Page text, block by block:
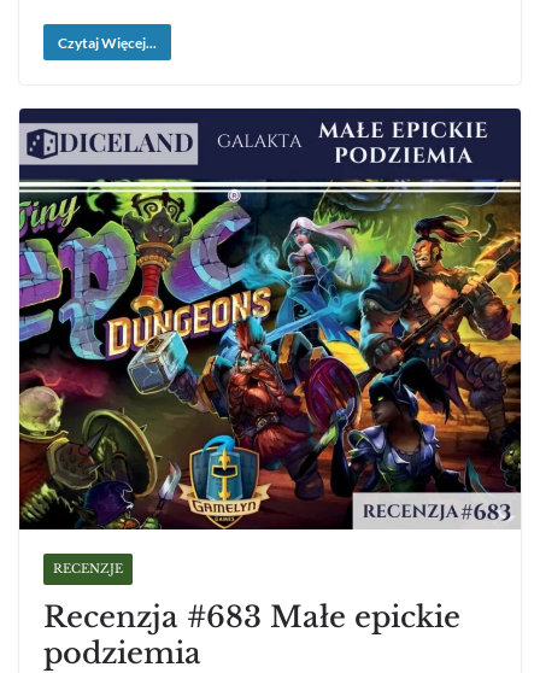
Czytaj Więcej...
RECENZJE
Recenzja #683 Małe epickie
podziemia